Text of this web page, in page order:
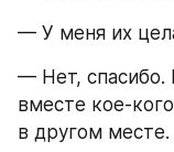
— У меня их
— Нет, спасибо.
вместе кое-
в другом месте.